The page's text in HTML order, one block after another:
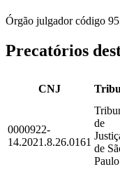
Órgão julgador código
Precatórios
CNJ
0000922-
14.2021.8.26.0161
de
de
Paulo